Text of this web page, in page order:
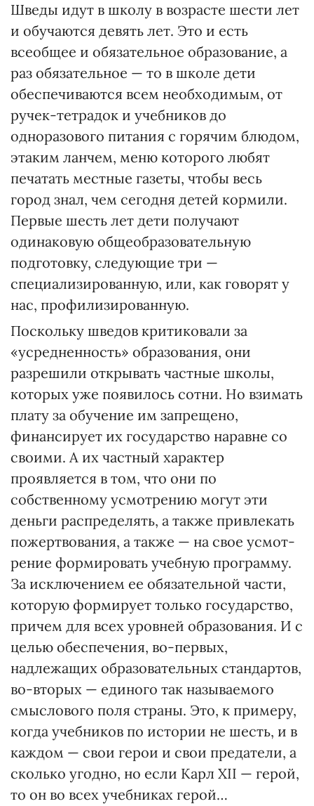
Шведы идут в школу в возрасте шести лет
и обучаются девять лет. Это и есть
всеобщее и обязательное образование, а
раз обязательное — то в школе дети
обеспечиваются всем необходимым, от
ручек-тетрадок и учебников до
одноразового питания с горячим блюдом,
этаким ланчем, меню которого любят
печатать местные газеты, чтобы весь
город знал, чем сегодня детей кормили.
Первые шесть лет дети получают
одинаковую общеобразовательную
подготовку, следующие три —
специализированную, или, как говорят у
нас, профилизированную.
Поскольку шведов критикова­ли за
«усредненность» образования, они
разрешили открывать частные школы,
которых уже появилось сотни. Но взимать
плату за обучение им запрещено,
финансирует их государство наравне со
своими. А их частный характер
проявляется в том, что они по
собственному усмотрению могут эти
деньги распределять, а также привлекать
пожертвования, а также — на свое усмот­
рение формировать учебную программу.
За исключением ее обязательной части,
которую фор­мирует только государство,
причем для всех уровней образования. И с
целью обеспечения, во-первых,
надлежащих образовательных стандартов,
во-вторых — единого так называемого
смыслового поля страны. Это, к приме­ру,
когда учебников по истории не шесть, и в
каждом — свои герои и свои предатели, а
сколько угодно, но если Карл XII — герой,
то он во всех учебниках герой…